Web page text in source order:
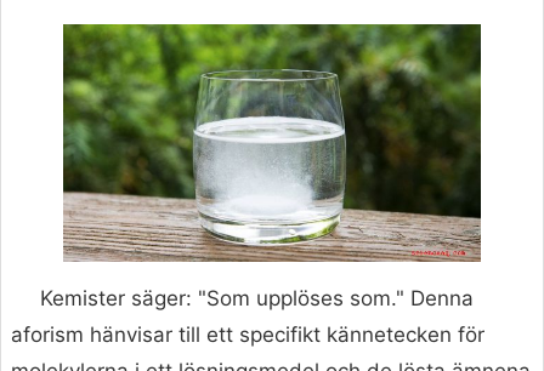
Kemister säger: "Som upplöses som." Denna
aforism hänvisar till ett specifikt kännetecken för